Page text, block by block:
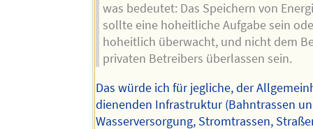
was bedeutet: Das Speichern von
sollte eine hoheitliche Aufgabe sein
hoheitlich überwacht, und nicht dem
privaten Betreibers überlassen sein.
Das würde ich für jegliche, der
dienenden Infrastruktur (Bahntrassen
Wasserversorgung, Stromtrassen,